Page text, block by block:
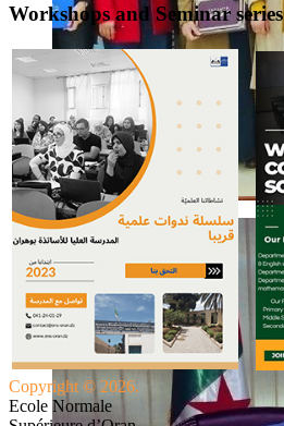
Workshops and Seminar series
Copyright © 2026.
Ecole Normale